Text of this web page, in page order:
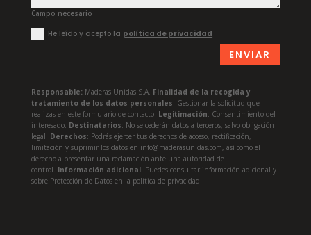
Campo necesario
He leído y acepto la política de privacidad
ENVIAR
Responsable:Maderas Unidas S.A. Finalidad de la recogida y
tratamiento de los datos personales: Gestionar la solicitud que
realizas en este formulario de contacto. Legitimación: Consentimiento del
interesado. Destinatarios: No se cederán datos a terceros, salvo obligación
legal. Derechos: Podrás ejercer tus derechos de acceso, rectificación,
limitación y suprimir los datos en info@maderasunidas.com, así como el
derecho a presentar una reclamación ante una autoridad de
control. Información adicional: Puedes consultar información adicional y
sobre Protección de Datos en la política de privacidad